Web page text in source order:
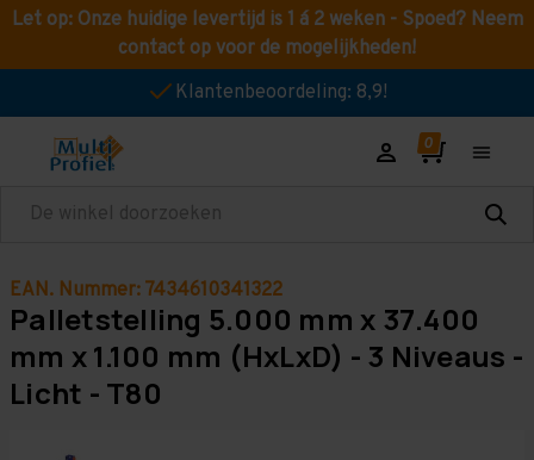
Let op: Onze huidige levertijd is 1 á 2 weken - Spoed? Neem
contact op voor de mogelijkheden!
Klantenbeoordeling: 8,9!
Zoeken
EAN. Nummer: 7434610341322
Palletstelling 5.000 mm x 37.400
mm x 1.100 mm (HxLxD) - 3 Niveaus -
Licht - T80